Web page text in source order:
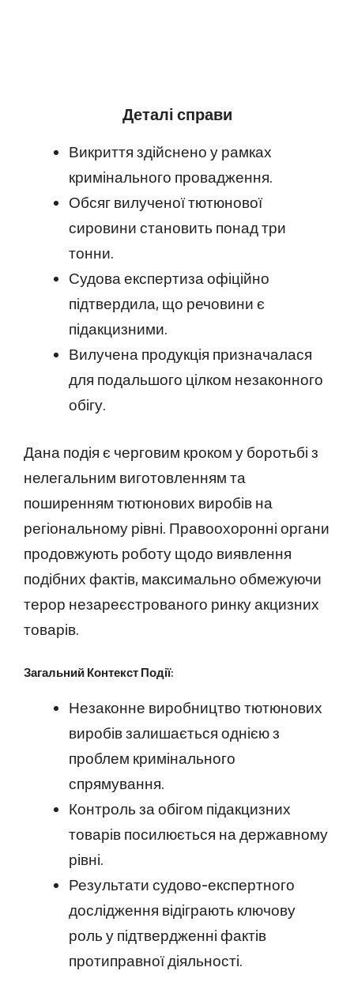
Деталі справи
Викриття здійснено у рамках
кримінального провадження.
Обсяг вилученої тютюнової
сировини становить понад три
тонни.
Судова експертиза офіційно
підтвердила, що речовини є
підакцизними.
Вилучена продукція призначалася
для подальшого цілком незаконного
обігу.
Дана подія є черговим кроком у боротьбі з
нелегальним виготовленням та
поширенням тютюнових виробів на
регіональному рівні. Правоохоронні органи
продовжують роботу щодо виявлення
подібних фактів, максимально обмежуючи
терор незареєстрованого ринку акцизних
товарів.
Загальний Контекст Події:
Незаконне виробництво тютюнових
виробів залишається однією з
проблем кримінального
спрямування.
Контроль за обігом підакцизних
товарів посилюється на державному
рівні.
Результати судово-експертного
дослідження відіграють ключову
роль у підтвердженні фактів
протиправної діяльності.